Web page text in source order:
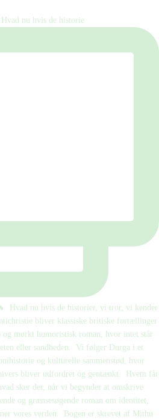
⁠ ⁠ Hvad nu hvis de historie